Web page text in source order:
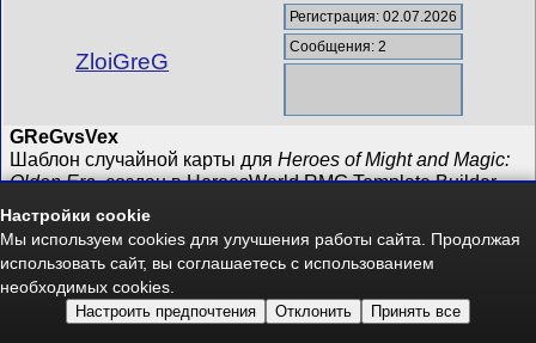
ZloiGreG
Регистрация: 02.07.2026
Сообщения: 2
GReGvsVex
Шаблон случайной карты дляHeroes of Might and Magic:
Olden Era, создан в HeroesWorld RMG Template Builder
v1.2.2.
Как это будет играться:
2 игроков на карте 240×240: много простора для разведки
до крупных сражений.
Сеть / Перекрёстки (Crossroads): игроки делят несколько
Настройки cookie
Мы используем cookies для улучшения работы сайта. Продолжая
использовать сайт, вы соглашаетесь с использованием
необходимых cookies.
Настроить предпочтения Отклонить Принять все